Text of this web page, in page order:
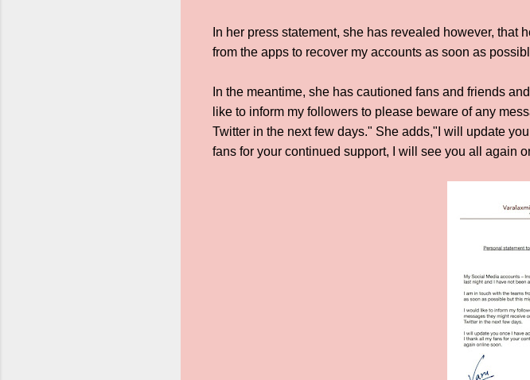
In her press statement, she has revealed however, that
from the apps to recover my accounts as soon as
In the meantime, she has cautioned fans and friends
like to inform my followers to please beware of any
Twitter in the next few days." She adds,"I will update
fans for your continued support, I will see you all again